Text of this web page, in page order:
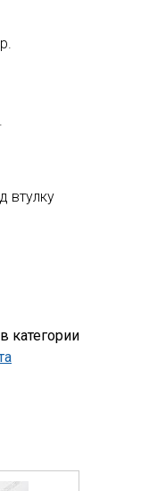
втулку
категории